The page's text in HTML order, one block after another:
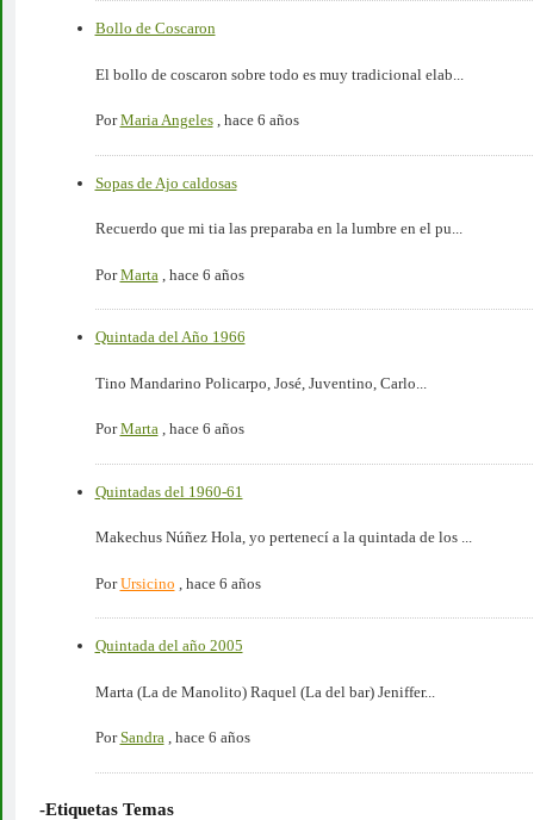
Bollo de Coscaron
El bollo de coscaron sobre todo es muy tradicional elab...
PorMaria Angeles, hace 6 años
Sopas de Ajo caldosas
Recuerdo que mi tia las preparaba en la lumbre en el pu...
PorMarta hace 6 años
Quintada del Año 1966
Tino Mandarino Policarpo, José, Juventino, Carlo...
PorMarta, hace 6 años
Quintadas del 1960-61
Makechus Núñez Hola, yo pertenecí a la quintada de los ...
PorUrsicino hace 6 años
Quintada del año 2005
Marta (La de Manolito) Raquel (La del bar) Jeniffer...
PorSandra, hace 6 años
-Etiquetas Temas